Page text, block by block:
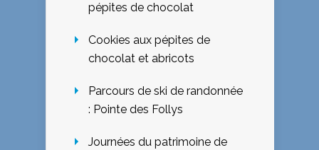
pépites de chocolat
Cookies aux pépites de
chocolat et abricots
Parcours de ski de randonnée
: Pointe des Follys
Journées du patrimoine de